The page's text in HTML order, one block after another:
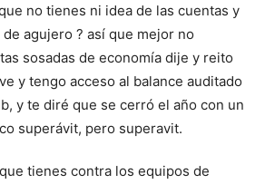
no tienes ni idea de las cuentas y
de agujero ? así que mejor no
sosadas de economía dije y reito
y tengo acceso al balance auditado
y te diré que se cerró el año con un
superávit, pero superavit.
tienes contra los equipos de